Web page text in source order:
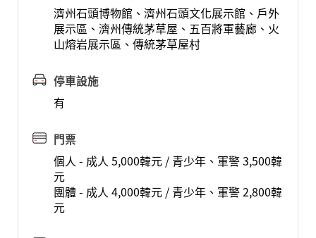
濟州石頭博物館、濟州石頭文化展示館、戶外
展示區、濟州傳統茅草屋、五百將軍藝廊、火
山熔岩展示區、傳統茅草屋村
停車設施
有
門票
個人 - 成人 5,000韓元 / 青少年、軍警 3,500韓
元
團體 - 成人 4,000韓元 / 青少年、軍警 2,800韓
元